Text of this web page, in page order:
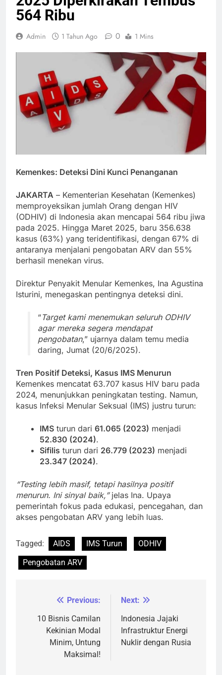
564 Ribu
Admin 1 Tahun Ago 0 1 Mins
Kemenkes: Deteksi Dini Kunci Penanganan
JAKARTA – Kementerian Kesehatan (Kemenkes)
memproyeksikan jumlah Orang dengan HIV
(ODHIV) di Indonesia akan mencapai 564 ribu jiwa
pada 2025. Hingga Maret 2025, baru 356.638
kasus (63%) yang teridentifikasi, dengan 67% di
antaranya menjalani pengobatan ARV dan 55%
berhasil menekan virus.
Direktur Penyakit Menular Kemenkes, Ina Agustina
Isturini, menegaskan pentingnya deteksi dini.
“Target kami menemukan seluruh ODHIV
agar mereka segera mendapat
pengobatan,” ujarnya dalam temu media
daring, Jumat (20/6/2025).
Tren Positif Deteksi, Kasus IMS Menurun
Kemenkes mencatat 63.707 kasus HIV baru pada
2024, menunjukkan peningkatan testing. Namun,
kasus Infeksi Menular Seksual (IMS) justru turun:
IMS turun dari 61.065 (2023) menjadi
52.830 (2024).
Sifilis turun dari 26.779 (2023) menjadi
23.347 (2024).
“Testing lebih masif, tetapi hasilnya positif
menurun. Ini sinyal baik,” jelas Ina. Upaya
pemerintah fokus pada edukasi, pencegahan, dan
akses pengobatan ARV yang lebih luas.
Tagged: AIDS IMS Turun
ODHIV
Pengobatan ARV
Navigasi
pos
Previous:
10 Bisnis Camilan
Kekinian Modal
Minim, Untung
Maksimal!
Next:
Indonesia Jajaki
Infrastruktur Energi
Nuklir dengan Rusia